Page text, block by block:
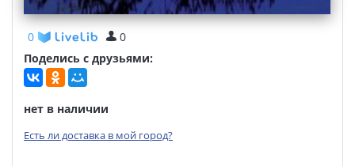
0
0
Поделись с друзьями:
нет в наличии
Есть ли доставка в мой город?